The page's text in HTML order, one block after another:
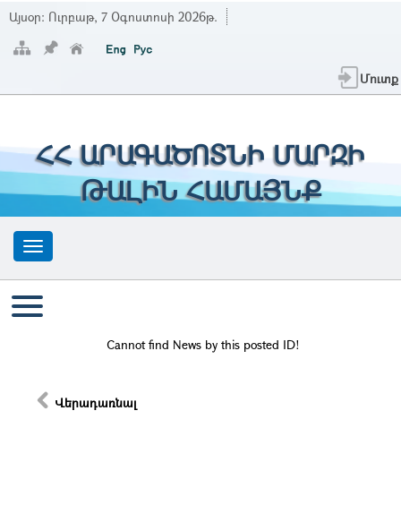
Այսօր: Ուրբաթ, 7 Օգոստոսի 2026թ.
Մուտք
ՀՀ ԱՐԱԳԱԾՈՏՆԻ ՄԱՐԶԻ
ԹԱԼԻՆ ՀԱՄԱՅՆՔ
Cannot find News by this posted ID!
Վերադառնալ